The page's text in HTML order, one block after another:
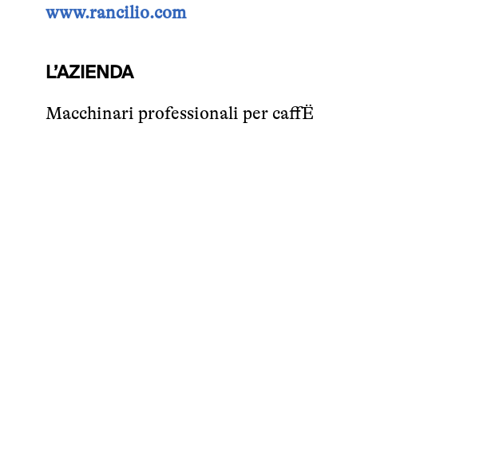
www.rancilio.com
L’AZIENDA
Macchinari professionali per caffË